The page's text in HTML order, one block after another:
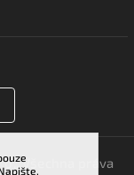
. Všechna práva